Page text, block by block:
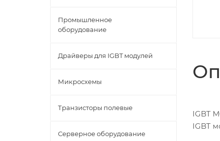
IGBT
IGBT
Промышленное
оборудование
Драйверы для IGBT модулей
Микросхемы
Транзисторы полевые
Серверное оборудование